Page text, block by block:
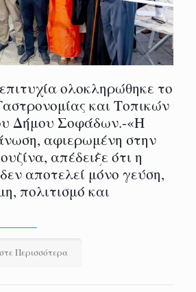
ολοκληρώθηκε το
και Τοπικών
Δήμου Σοφάδων.-«Η
αφιερωμένη στην
απέδειξε ότι η
αποτελεί μόνο γεύση,
πολιτισμό και
Περισσότερα